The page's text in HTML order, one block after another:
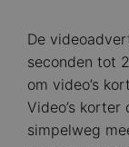
De
seconden tot
om video’s
Video’s
simpelweg